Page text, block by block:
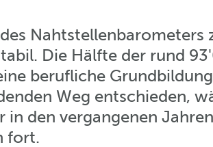
Die Hälfte der rund
berufliche
Weg entschieden,
in den vergangenen
fort.